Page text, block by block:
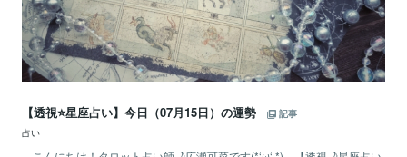
【透視⭐️星座占い】今日（07月15日）の運勢
記事
占い